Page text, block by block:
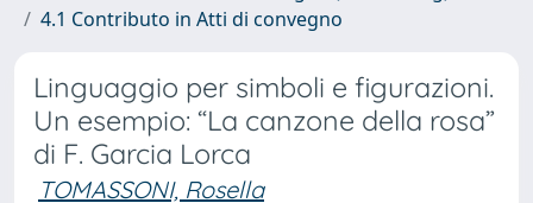
4.1 Contributo in Atti di convegno
Linguaggio per simboli e figurazioni.
Un esempio: “La canzone della rosa”
di F. Garcia Lorca
TOMASSONI, Rosella